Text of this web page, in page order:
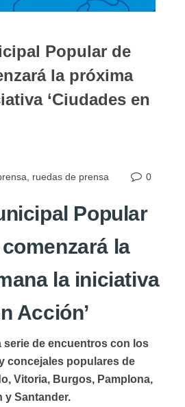
Popular de
la próxima
‘Ciudades en
ruedas de prensa 0
Popular
la
la iniciativa
Acción’
serie de encuentros con los
concejales populares de
Vitoria, Burgos, Pamplona,
y Santander.